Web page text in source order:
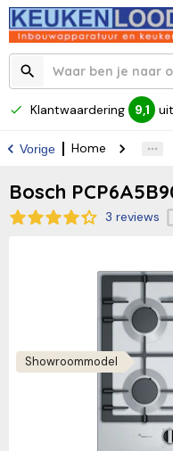
Klantwaardering 9,1 uit
Vorige Home
Bosch
3 reviews
Showroommodel